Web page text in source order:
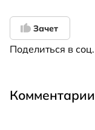
Зачет
Поделиться в
Комментарии